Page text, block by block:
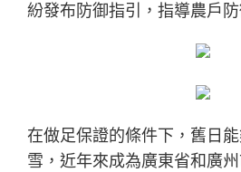
紛發布防御指引，指導農戶防
在做足保證的條件下，舊日
雪，近年來成為廣東省和廣